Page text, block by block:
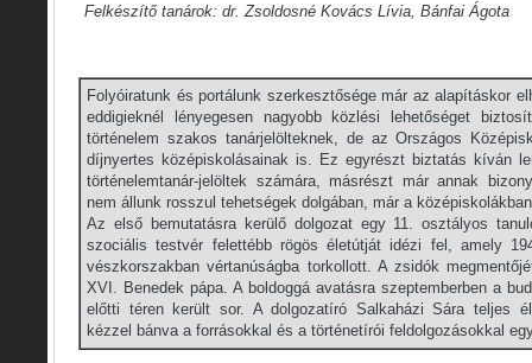
Felkészítő tanárok: dr. Zsoldosné Kovács Lívia, Bánfai Ágota
Folyóiratunk és portálunk szerkesztősége már az alapításkor
eddigieknél lényegesen nagyobb közlési lehetőséget
történelem szakos tanárjelölteknek, de az Országos
díjnyertes középiskolásainak is. Ez egyrészt biztatás kíván
történelemtanár-jelöltek számára, másrészt már annak
nem állunk rosszul tehetségek dolgában, már a
Az első bemutatásra kerülő dolgozat egy 11. osztályos
szociális testvér felettébb rögös életútját idézi fel, amely
vészkorszakban vértanúságba torkollott. A zsidók
XVI. Benedek pápa. A boldoggá avatásra szeptemberben a
előtti téren került sor. A dolgozatíró Salkaházi Sára teljes
kézzel bánva a forrásokkal és a történetírói feldolgozásokkal